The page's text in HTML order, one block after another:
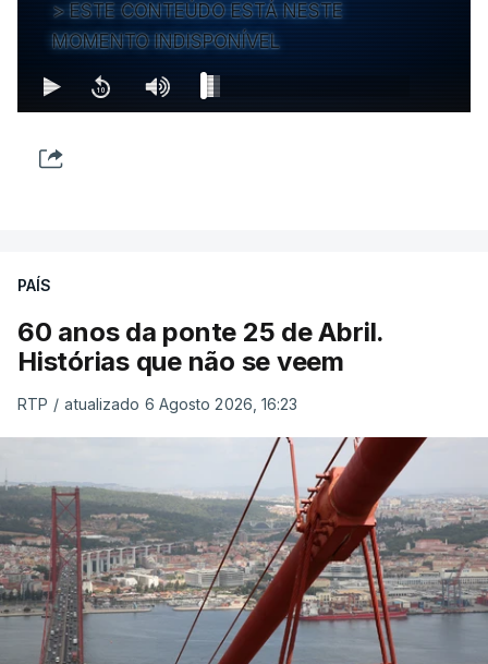
ESTE CONTEÚDO ESTÁ NESTE
MOMENTO INDISPONÍVEL
PAÍS
60 anos da ponte 25 de Abril.
Histórias que não se veem
RTP / atualizado 6 Agosto 2026, 16:23